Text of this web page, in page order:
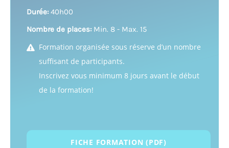
Durée: 40h00
Nombre de places: Min. 8 - Max. 15
Formation organisée sous réserve d’un nombre
suffisant de participants.
Inscrivez vous minimum 8 jours avant le début
de la formation!
FICHE FORMATION (PDF)